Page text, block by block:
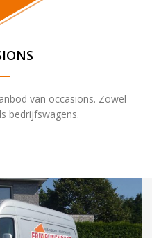
van occasions. Zowel
bedrijfswagens.